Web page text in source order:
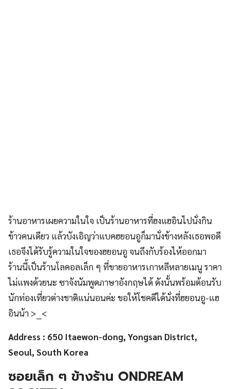
ร้านอาหารเผยความในใจ เป็นร้านอาหารที่ฮงแฮอินไปนั่งกิน
ข้าวคนเดียว แล้วบังเอิญว่าแบคฮยอนอูก็มานั่งข้างหลังเธอพอดี
เธอจึงได้รับรู้ความในใจของฮยอนอู จนถึงกับร้องไห้ออกมา
ร้านนี้เป็นร้านโลคอลเล็ก ๆ ที่ขายอาหารเกาหลีหลายเมนู ราคา
ไม่แพงด้วยนะ ซาจังนัมพูดภาษาอังกฤษได้ ดังนั้นพร้อมต้อนรับ
นักท่องเที่ยวต่างชาติแน่นอนค่ะ ขอให้โชคดีได้นั่งที่ฮยอนอู-แฮ
อินน้า >__<
Address : 650 Itaewon-dong, Yongsan District,
Seoul, South Korea
ซอยเล็ก ๆ ข้างร้าน ONDREAM